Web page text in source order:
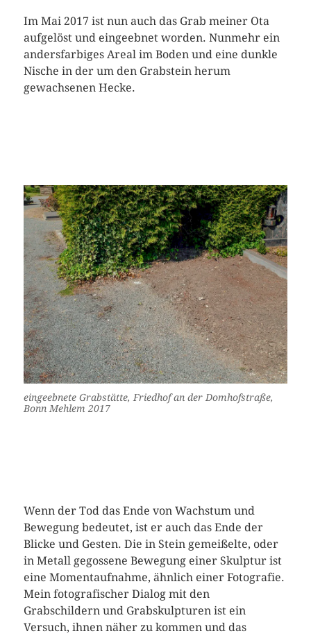
Im Mai 2017 ist nun auch das Grab meiner Ota
aufgelöst und eingeebnet worden. Nunmehr ein
andersfarbiges Areal im Boden und eine dunkle
Nische in der um den Grabstein herum
gewachsenen Hecke.
eingeebnete Grabstätte, Friedhof an der Domhofstraße,
Bonn Mehlem 2017
Wenn der Tod das Ende von Wachstum und
Bewegung bedeutet, ist er auch das Ende der
Blicke und Gesten. Die in Stein gemeißelte, oder
in Metall gegossene Bewegung einer Skulptur ist
eine Momentaufnahme, ähnlich einer Fotografie.
Mein fotografischer Dialog mit den
Grabschildern und Grabskulpturen ist ein
Versuch, ihnen näher zu kommen und das